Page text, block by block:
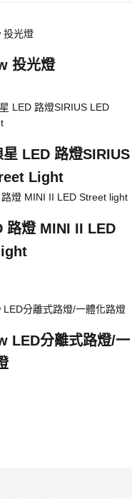
投光燈
LED 路燈SIRIUS
Light
路燈 MINI II LED
LED分離式路燈/一